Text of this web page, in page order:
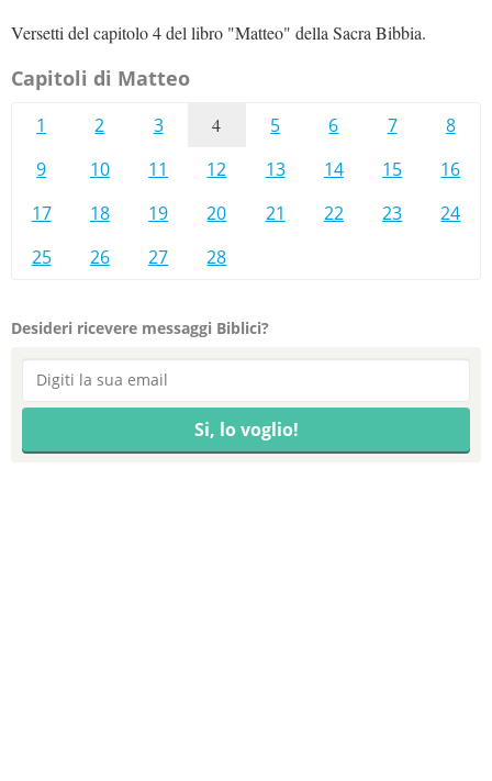
Versetti del capitolo 4 del libro "Matteo" della Sacra Bibbia.
Capitoli di Matteo
1 2 3 4 5 6 7
8
9
10 11 12 13 14 15
16
17
18 19 20 21 22 23
24
25
26 27 28
Desideri ricevere messaggi Biblici?